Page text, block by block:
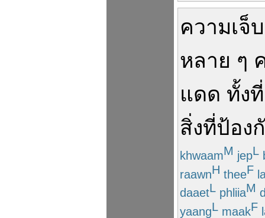
ความเจ็
หลาย ๆ
แดด ทั้งที่
สิ่งที่ป้อง
khwaamM jepL
raawnH theeF
daaetL phliiaM
yaangL maakF